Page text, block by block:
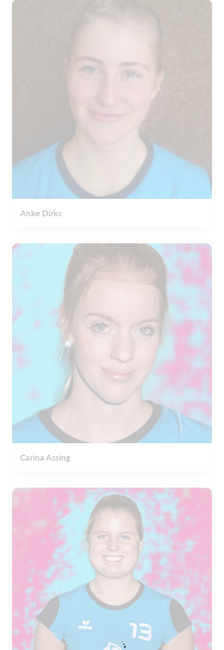
Anke Dirks
Carina Assing